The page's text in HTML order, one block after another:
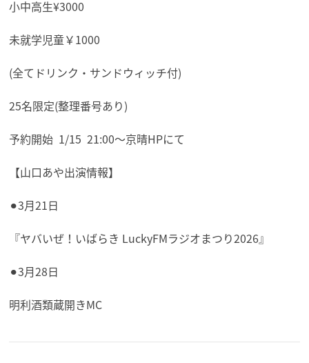
小中高生¥3000
未就学児童￥1000
(全てドリンク・サンドウィッチ付)
25名限定(整理番号あり)
予約開始 1/15 21:00〜京晴HPにて
【山口あや出演情報】
⚫︎3月21日
『ヤバいぜ！いばらき LuckyFMラジオまつり2026』
⚫︎3月28日
明利酒類蔵開きMC